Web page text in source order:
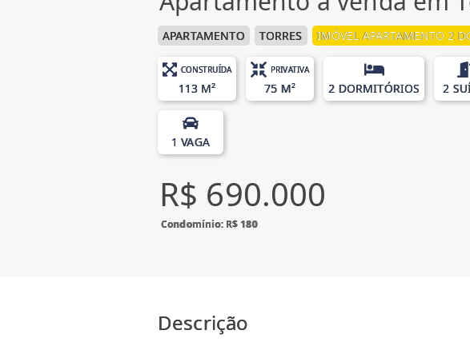
APARTAMENTO TORRES IMÓVEL APARTAMENTO 2
CONSTRUÍDA
113 M²
PRIVATIVA
75 M² 2 DORMITÓRIOS 2
1 VAGA
R$ 690.000
Condomínio: R$ 180
Descrição